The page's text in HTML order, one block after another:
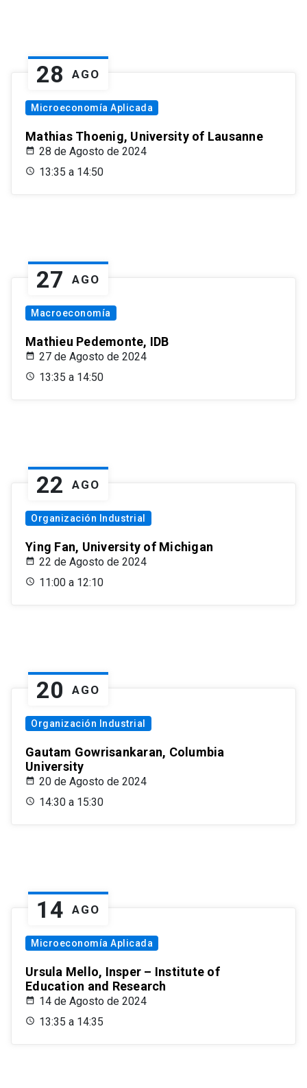
28 AGO
Microeconomía Aplicada
Mathias Thoenig, University of Lausanne
28 de Agosto de 2024
13:35 a 14:50
27 AGO
Macroeconomía
Mathieu Pedemonte, IDB
27 de Agosto de 2024
13:35 a 14:50
22 AGO
Organización Industrial
Ying Fan, University of Michigan
22 de Agosto de 2024
11:00 a 12:10
20 AGO
Organización Industrial
Gautam Gowrisankaran, Columbia
University
20 de Agosto de 2024
14:30 a 15:30
14 AGO
Microeconomía Aplicada
Ursula Mello, Insper – Institute of
Education and Research
14 de Agosto de 2024
13:35 a 14:35